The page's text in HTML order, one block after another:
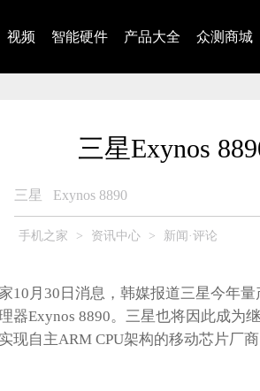
视频 智能硬件 产品大全 众测商城
三星Exynos
三星 Exynos 8890
手机之家 > 资讯中心 > 新闻·评论
月30日消息，韩媒报道三星今年量
器Exynos 8890。三星也将因此成为
现自主ARM CPU架构的移动芯片厂